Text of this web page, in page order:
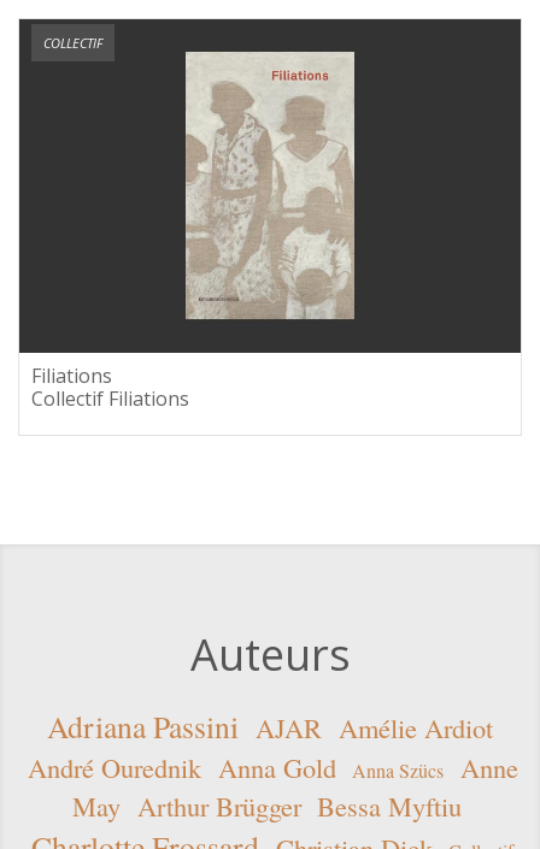
COLLECTIF
Filiations
Collectif Filiations
Auteurs
Adriana Passini AJAR Amélie Ardiot
André Ourednik Anna Gold Anna Szücs
Anne
May Arthur Brügger Bessa Myftiu